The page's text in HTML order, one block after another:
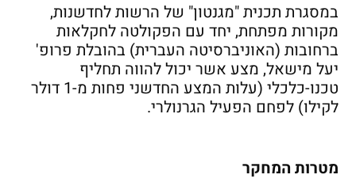
במסגרת תכנית "מגנטון" של הרשות לחדשנות,
מקורות מפתחת, יחד עם הפקולטה לחקלאות
ברחובות (האוניברסיטה העברית) בהובלת פרופ'
יעל מישאל, מצע אשר יכול להווה תחליף
טכנו-כלכלי (עלות המצע החדשני פחות מ-1 דולר
לקילו) לפחם הפעיל הגרנולרי.
מטרות המחקר